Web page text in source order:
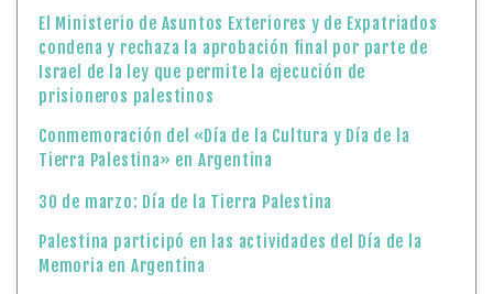
El Ministerio de Asuntos Exteriores y de Expatriados
condena y rechaza la aprobación final por parte de
Israel de la ley que permite la ejecución de
prisioneros palestinos
Conmemoración del «Día de la Cultura y Día de la
Tierra Palestina» en Argentina
30 de marzo: Día de la Tierra Palestina
Palestina participó en las actividades del Día de la
Memoria en Argentina